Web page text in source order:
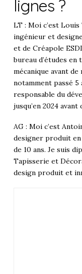
lignes ?
LT : Moi c’est Louis
ingénieur et
et de Créapole
bureau d’études
mécanique avant de
notamment passé 5
responsable du
jusqu’en 2024
AG : Moi c’est
designer produit en
de 10 ans. Je suis
Tapisserie et
design produit et